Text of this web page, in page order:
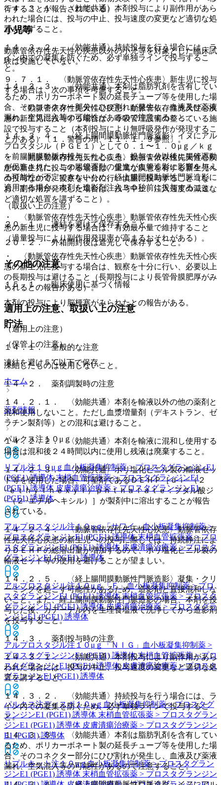
１４．３．１． 〈効能共通〉本剤投与により副作用があら
われた場合には、投与の中止、投与速度の変更など適切な処
置を講ずること。
１４．３．２． 〈効能共通〉持続投与を行う場合には、ラ
イン内での凝集を防ぐため、必ず単独ラインで投与するこ
と。
１４．３．３． 〈効能共通〉本剤は脂肪乳剤を含有してい
るため、ポリカーボネート製の延長チューブ等を使用した場
合、そのコネクター部分にひび割れが発生し、血液及び薬液
漏れ、空気混入等の可能性があるので注意すること。
１４．３．４． 〈経上腸間膜動脈性門脈造影〉イヌにアル
プロスタジル（ＰＧＥ１）として０．１〜１．０μｇ／ｋｇ
を前腸間膜動脈内投与したところ、投与１分以後に腸管運動
が促進された。この腸管運動の促進が血管造影に影響を与え
る可能性が否定できないため、経上腸間膜動脈性門脈造影に
適用する場合、本剤を造影剤注入３０秒前に投与すること。
（取扱い上の注意）
２０．１． 凍結を避けて保存すること。
２０．２． 外箱開封後は遮光して保存すること。
その他の注意
１５．１． 臨床使用に基づく情報
本剤の投与により脳梗塞がみられたとの報告がある。
貯法
（保管上の注意）
凍結を避け５℃以下で保存。
ホーム
薬剤情報
パルクス注１０μｇ
リプル注１０μｇ 血小板凝集抑制薬 > プロスタグランジンE1
(PGE1) 誘導体 末梢血管拡張薬 > プロスタグランジンE1
(PGE1) 誘導体 皮膚潰瘍治療薬 > プロスタグランジンE1
(PGE1) 誘導体
アルプロスタジル注１０μｇ「サワイ」血小板凝集抑制薬 >
プロスタグランジンE1 (PGE1) 誘導体 末梢血管拡張薬 > プロ
スタグランジンE1 (PGE1) 誘導体 皮膚潰瘍治療薬 > プロスタ
グランジンE1 (PGE1) 誘導体
アルプロスタジル注１０μｇ「Ｆ」血小板凝集抑制薬 > プロ
スタグランジンE1 (PGE1) 誘導体 末梢血管拡張薬 > プロスタ
グランジンE1 (PGE1) 誘導体 皮膚潰瘍治療薬 > プロスタグラ
ンジンE1 (PGE1) 誘導体
アルプロスタジル注１０μｇ「ＮＩＧ」
血小板凝集抑制薬 >
プロスタグランジンE1 (PGE1) 誘導体 末梢血管拡張薬 > プロ
スタグランジンE1 (PGE1) 誘導体 皮膚潰瘍治療薬 > プロスタ
グランジンE1 (PGE1) 誘導体
パルクス注ディスポ１０μｇ 血小板凝集抑制薬 > プロスタグ
ランジンE1 (PGE1) 誘導体 末梢血管拡張薬 > プロスタグラン
ジンE1 (PGE1) 誘導体 皮膚潰瘍治療薬 > プロスタグランジン
E1 (PGE1) 誘導体
リプルキット注１０μｇ血小板凝集抑制薬 > プロスタグラン
ジンE1 (PGE1) 誘導体 末梢血管拡張薬 > プロスタグランジン
行することが報告されている）。
小児等
動脈管依存性先天性心疾患以外の小児等を対象とした臨床試
験は実施していない。
９．７．１． 〈動脈管依存性先天性心疾患〉新生児に投与
する場合は、次の事項を考慮すること。
・ 〈動脈管依存性先天性心疾患〉動脈管依存性先天性心疾
患の新生児に投与する場合は、呼吸管理設備の整っている施
設で投与すること（本剤投与により無呼吸発作が発現するこ
とがある）〔１．警告の項、１１．１．９参照〕。
・ 〈動脈管依存性先天性心疾患〉動脈管依存性先天性心疾
患の新生児に投与する場合は、重篤な疾患を有する新生児へ
の投与なので、観察を十分に行い慎重に投与すること（な
お、副作用が発現した場合は、投与中止、注入速度の減速な
ど適切な処置を講ずること）。
・ 〈動脈管依存性先天性心疾患〉動脈管依存性先天性心疾
患の新生児に投与する場合は、有効最小量で維持すること
（過量投与により副作用発現率が高まるおそれがある）。
・ 〈動脈管依存性先天性心疾患〉動脈管依存性先天性心疾
患の新生児に投与する場合は、観察を十分に行い、必要以上
の長期投与は避けること（長期投与により長管骨膜肥厚がみ
られるとの報告がある）。
適用上の注意、取扱い上の注意
（適用上の注意）
１４．１． 全般的な注意
凍結したものは使用しないこと。
１４．２． 薬剤調製時の注意
１４．２．１． 〈効能共通〉本剤を輸液以外の他の薬剤と
混和使用しないこと。ただし血漿増量剤（デキストラン、ゼ
ラチン製剤等）との混和は避けること。
１４．２．２． 〈効能共通〉本剤を輸液に混和し使用する
場合は混和後２４時間以内に使用し残液は廃棄すること。
１４．２．３． 〈効能共通〉ポリ塩化ビニル製の輸液セッ
ト等を使用した場合、可塑剤であるＤＥＨＰ［ｄｉ−（２
−ｅｔｈｙｌｈｅｘｙｌ）ｐｈｔｈａｌａｔｅ：フタル酸ジ
−（２−エチルヘキシル）］が製剤中に溶出することが報告
されている。
１４．２．４． 〈動脈管依存性先天性心疾患〉動脈管依存
性先天性心疾患の新生児への投与に際しては、持続静注によ
りＤＥＨＰの総溶出量が増加するので、ポリ塩化ビニル製の
輸液セット等の使用を避けることが望ましい。
１４．２．５． 〈経上腸間膜動脈性門脈造影〉凝集・クリ
ーミングを起こす可能性があるため、造影剤と直接混和しな
いこと。また、経上腸間膜動脈性門脈造影の場合、本剤を投
与した後、カテーテル内を生理食塩液で洗浄してから造影剤
を投与すること。
１４．３． 薬剤投与時の注意
１４．３．１． 〈効能共通〉本剤投与により副作用があら
われた場合には、投与の中止、投与速度の変更など適切な処
置を講ずること。
１４．３．２． 〈効能共通〉持続投与を行う場合には、ラ
イン内での凝集を防ぐため、必ず単独ラインで投与するこ
と。
１４．３．３． 〈効能共通〉本剤は脂肪乳剤を含有してい
るため、ポリカーボネート製の延長チューブ等を使用した場
合、そのコネクター部分にひび割れが発生し、血液及び薬液
漏れ、空気混入等の可能性があるので注意すること。